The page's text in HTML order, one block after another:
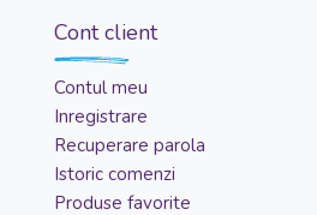
Cont client
Contul meu
Inregistrare
Recuperare parola
Istoric comenzi
Produse favorite